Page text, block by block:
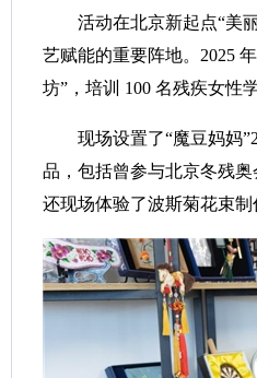
活动在北京新起点“美丽
艺赋能的重要阵地。2025
坊”，培训 100 名残疾女性
现场设置了“魔豆妈妈
品，包括曾参与北京冬残
还现场体验了波斯菊花束